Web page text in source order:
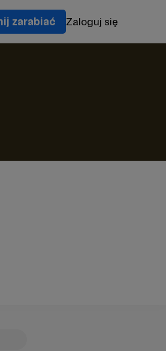
zarabiać Zaloguj się